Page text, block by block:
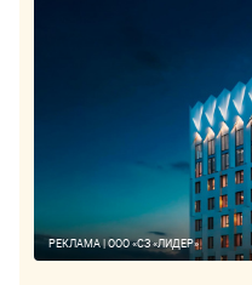
РЕКЛАМА | ООО «СЗ «ЛИДЕР»